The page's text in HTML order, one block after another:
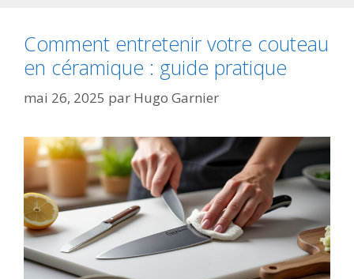
Comment entretenir votre couteau
en céramique : guide pratique
mai 26, 2025 par Hugo Garnier